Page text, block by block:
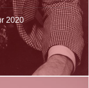
2020